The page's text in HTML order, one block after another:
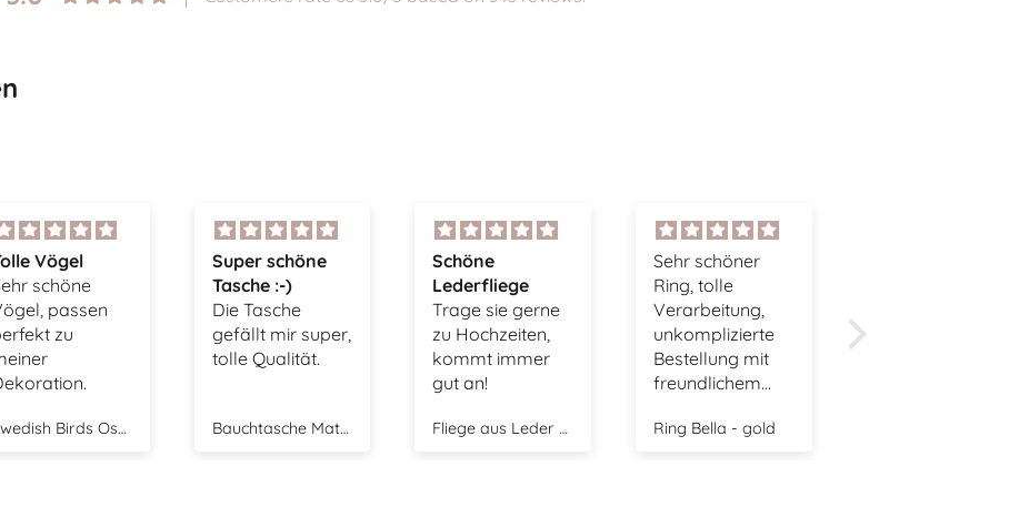
schöne
:-)
Tasche
mir super,
Qualität.
Bauchtasche Mateo - beige
Schöne
Lederfliege
Trage sie gerne
zu Hochzeiten,
kommt immer
Fliege aus Leder - braun
Sehr schöner
Ring, tolle
Verarbeitung,
unkomplizierte
Bestellung mit
freundlichem
sicherlich wieder
Ring Bella - gold
Einfach knuffig
Der Frosch ist
echt knuffig und
hat eine gute
Qualität